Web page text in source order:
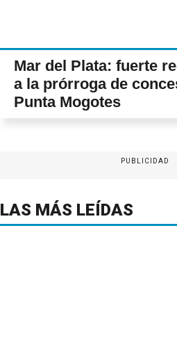
Mar del Plata: fuerte
a la prórroga de
Punta Mogotes
PUBLICIDAD
LAS MÁS LEÍDAS